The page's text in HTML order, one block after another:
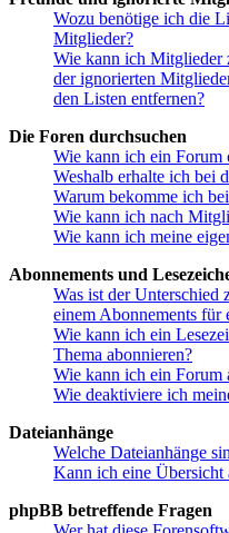
Wozu benötige ich die
Mitglieder?
Wie kann ich Mitglieder
der ignorierten
den Listen entfernen?
Die Foren durchsuchen
Wie kann ich ein Forum
Weshalb erhalte ich bei
Warum bekomme ich
Wie kann ich nach
Wie kann ich meine
Abonnements und
Was ist der Unterschied
einem Abonnements für
Wie kann ich ein
Thema abonnieren?
Wie kann ich ein Forum
Wie deaktiviere ich
Dateianhänge
Welche Dateianhänge
Kann ich eine Übersicht
phpBB betreffende Fragen